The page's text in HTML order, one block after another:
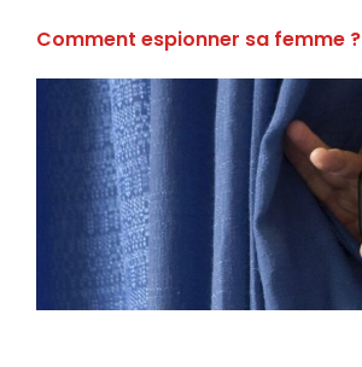
Comment espionner sa femme ?